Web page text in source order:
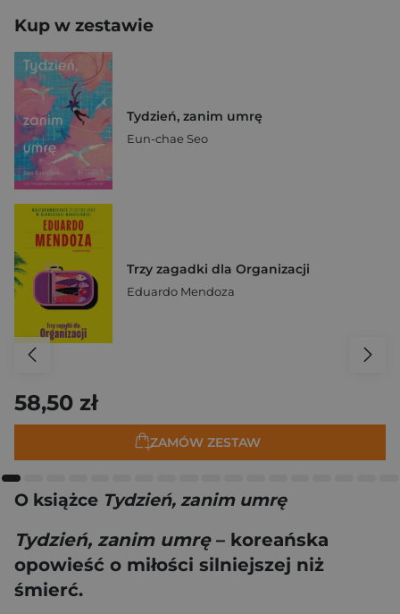
Kup w zestawie
Tydzień, zanim umrę
Eun-chae Seo
Trzy zagadki dla Organizacji
Eduardo Mendoza
58,50 zł
ZAMÓW ZESTAW
O książce Tydzień, zanim umrę
Tydzień, zanim umrę– koreańska
opowieść o miłości silniejszej niż
śmierć.